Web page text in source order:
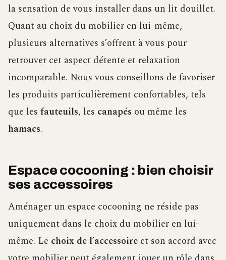
la sensation de vous installer dans un lit douillet.
Quant au choix du mobilier en lui-même,
plusieurs alternatives s’offrent à vous pour
retrouver cet aspect détente et relaxation
incomparable. Nous vous conseillons de favoriser
les produits particulièrement confortables, tels
que les fauteuils, les canapés ou même les
hamacs.
Espace cocooning : bien choisir
ses accessoires
Aménager un espace cocooning ne réside pas
uniquement dans le choix du mobilier en lui-
même. Le choix de l’accessoire et son accord avec